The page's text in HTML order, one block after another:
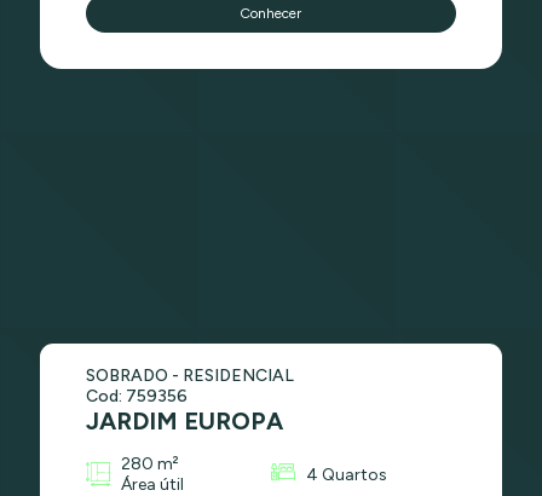
Conhecer
SOBRADO - RESIDENCIAL
Cod: 759356
JARDIM EUROPA
280 m²
Área útil
4 Quartos